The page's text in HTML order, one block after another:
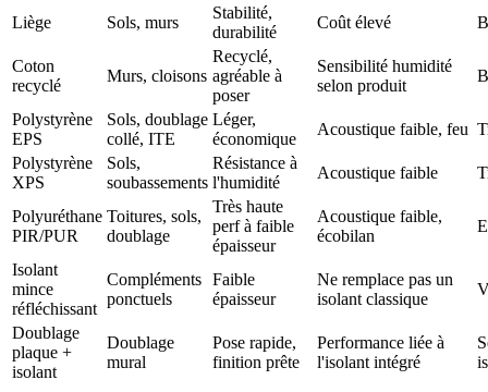
Liège Sols, murs
Stabilité,
durabilité
Coût élevé
Coton
recyclé
Murs, cloisons
Recyclé,
agréable à
poser
Sensibilité humidité
selon produit
Polystyrène
EPS
Sols, doublage
collé, ITE
Léger,
économique
Acoustique faible, feu
Polystyrène
XPS
Sols,
soubassements
Résistance à
l'humidité
Acoustique faible
Polyuréthane
PIR/PUR
Toitures, sols,
doublage
Très haute
perf à faible
épaisseur
Acoustique faible,
écobilan
Isolant
mince
réfléchissant
Compléments
ponctuels
Faible
épaisseur
Ne remplace pas un
isolant classique
Doublage
plaque +
isolant
Doublage
mural
Pose rapide,
finition prête
Performance liée à
l'isolant intégré